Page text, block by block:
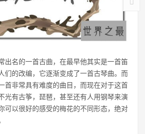
出名的一首古曲，在最早他其实是一首笛
们的改编，它逐渐变成了一首古琴曲。而
首非常具有难度的曲目，而现在对于这首
光有古筝，琵琶，甚至还有人用钢琴来演
可以很好的感受的梅花的不同形态，绝对